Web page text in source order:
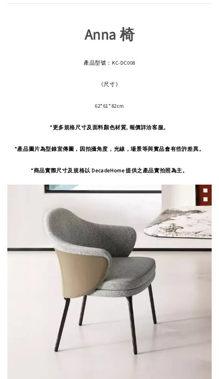
Anna 椅
產品型號：KC-DC008
《尺寸》
62*61*82cm
*更多規格尺寸及面料顏色材質, 報價詳洽客服。
*產品圖片為型錄宣傳圖，因拍攝角度， 光線，場景等與實品會有些許差異。
*商品實際尺寸及規格以 DecadeHome 提供之產品實拍照為主。